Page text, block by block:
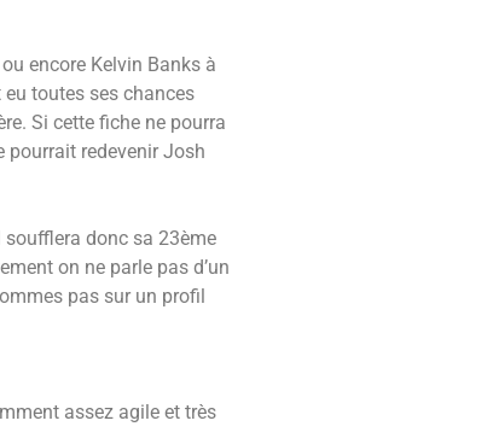
encore Kelvin Banks à
toutes ses chances
Si cette fiche ne pourra
pourrait redevenir Josh
soufflera donc sa 23ème
on ne parle pas d’un
pas sur un profil
assez agile et très